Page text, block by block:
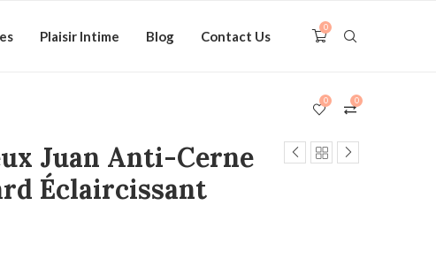
Plaisir Intime Blog Contact Us
0
0
0
Juan Anti-Cerne
Éclaircissant